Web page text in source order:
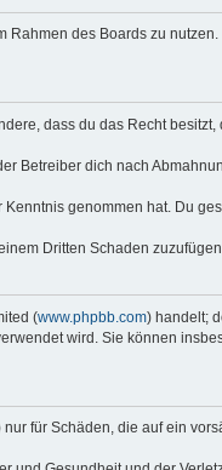
Rahmen des Boards zu nutzen.
dass du das Recht
Betreiber dich nach
genommen hat. Du
Dritten Schaden zuzufügen.
(www.phpbb.com) handelt;
wird. Sie können
für Schäden, die auf ein